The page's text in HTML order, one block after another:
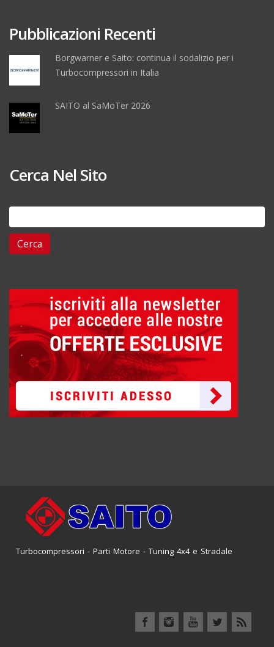
Pubblicazioni Recenti
Borgwarner e Saito: continua il sodalizio per i
Turbocompressori in Italia
SAITO al SaMoTer 2026
Cerca Nel Sito
Ricerca
per:
Turbocompressori - Parti Motore - Tuning 4x4 e Stradale